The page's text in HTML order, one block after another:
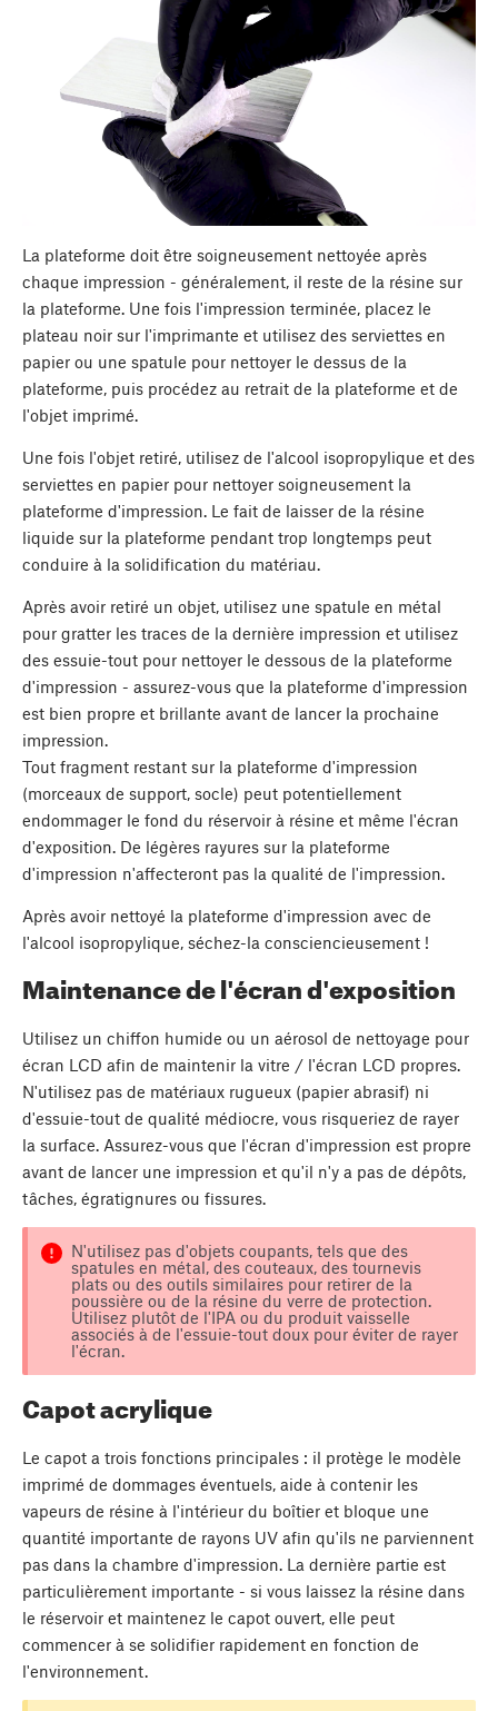
La plateforme doit être soigneusement nettoyée après
chaque impression - généralement, il reste de la résine sur
la plateforme. Une fois l'impression terminée, placez le
plateau noir sur l'imprimante et utilisez des serviettes en
papier ou une spatule pour nettoyer le dessus de la
plateforme, puis procédez au retrait de la plateforme et de
l'objet imprimé.
Une fois l'objet retiré, utilisez de l'alcool isopropylique et des
serviettes en papier pour nettoyer soigneusement la
plateforme d'impression. Le fait de laisser de la résine
liquide sur la plateforme pendant trop longtemps peut
conduire à la solidification du matériau.
Après avoir retiré un objet, utilisez une spatule en métal
pour gratter les traces de la dernière impression et utilisez
des essuie-tout pour nettoyer le dessous de la plateforme
d'impression - assurez-vous que la plateforme d'impression
est bien propre et brillante avant de lancer la prochaine
impression.
Tout fragment restant sur la plateforme d'impression
(morceaux de support, socle) peut potentiellement
endommager le fond du réservoir à résine et même l'écran
d'exposition. De légères rayures sur la plateforme
d'impression n'affecteront pas la qualité de l'impression.
Après avoir nettoyé la plateforme d'impression avec de
l'alcool isopropylique, séchez-la consciencieusement !
Maintenance de l'écran d'exposition
Utilisez un chiffon humide ou un aérosol de nettoyage pour
écran LCD afin de maintenir la vitre / l'écran LCD propres.
N'utilisez pas de matériaux rugueux (papier abrasif) ni
d'essuie-tout de qualité médiocre, vous risqueriez de rayer
la surface. Assurez-vous que l'écran d'impression est propre
avant de lancer une impression et qu'il n'y a pas de dépôts,
tâches, égratignures ou fissures.
N'utilisez pas d'objets coupants, tels que des
spatules en métal, des couteaux, des tournevis
plats ou des outils similaires pour retirer de la
poussière ou de la résine du verre de protection.
Utilisez plutôt de l'IPA ou du produit vaisselle
associés à de l'essuie-tout doux pour éviter de rayer
l'écran.
Capot acrylique
Le capot a trois fonctions principales : il protège le modèle
imprimé de dommages éventuels, aide à contenir les
vapeurs de résine à l'intérieur du boîtier et bloque une
quantité importante de rayons UV afin qu'ils ne parviennent
pas dans la chambre d'impression. La dernière partie est
particulièrement importante - si vous laissez la résine dans
le réservoir et maintenez le capot ouvert, elle peut
commencer à se solidifier rapidement en fonction de
l'environnement.